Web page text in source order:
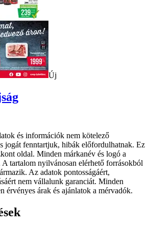
Új
és információk nem kötelező
jogát fenntartjuk, hibák előfordulhatnak. Ez
oldal. Minden márkanév és logó a
tartalom nyilvánosan elérhető forrásokból
Az adatok pontosságáért,
nem vállalunk garanciát. Minden
érvényes árak és ajánlatok a mérvadók.